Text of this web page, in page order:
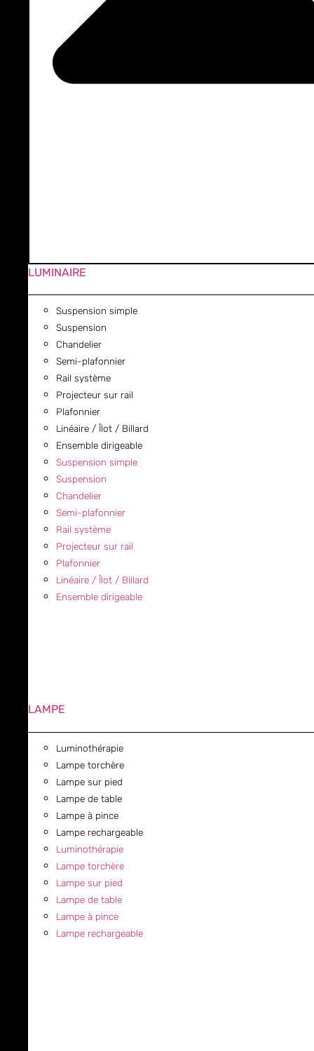
LUMINAIRE
Suspension simple
Suspension
Chandelier
Semi-plafonnier
Rail système
Projecteur sur rail
Plafonnier
Linéaire / Îlot / Billard
Ensemble dirigeable
Suspension simple
Suspension
Chandelier
Semi-plafonnier
Rail système
Projecteur sur rail
Plafonnier
Linéaire / Îlot / Billard
Ensemble dirigeable
LAMPE
Luminothérapie
Lampe torchère
Lampe sur pied
Lampe de table
Lampe à pince
Lampe rechargeable
Luminothérapie
Lampe torchère
Lampe sur pied
Lampe de table
Lampe à pince
Lampe rechargeable